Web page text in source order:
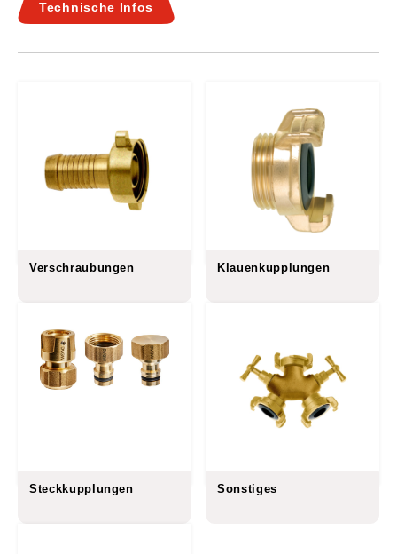
Technische Infos
Verschraubungen Klauenkupplungen
Steckkupplungen Sonstiges